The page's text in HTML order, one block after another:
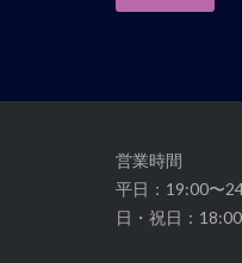
ョ
営業時間
平日：19:00〜
日・祝日：